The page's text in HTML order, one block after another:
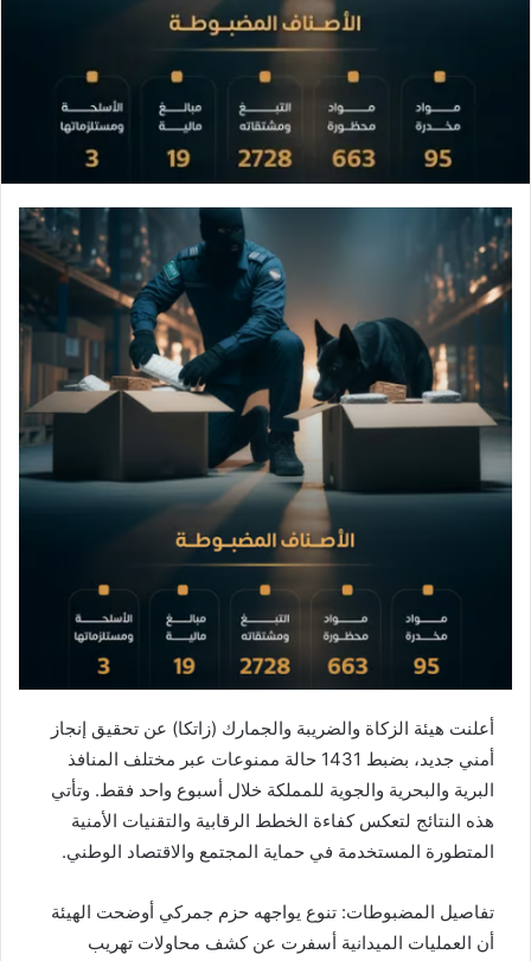
أعلنت هيئة الزكاة والضريبة والجمارك (زاتكا) عن تحقيق إنجاز
أمني جديد، بضبط 1431 حالة ممنوعات عبر مختلف المنافذ
البرية والبحرية والجوية للمملكة خلال أسبوع واحد فقط. وتأتي
هذه النتائج لتعكس كفاءة الخطط الرقابية والتقنيات الأمنية
المتطورة المستخدمة في حماية المجتمع والاقتصاد الوطني.
تفاصيل المضبوطات: تنوع يواجهه حزم جمركي أوضحت الهيئة
أن العمليات الميدانية أسفرت عن كشف محاولات تهريب